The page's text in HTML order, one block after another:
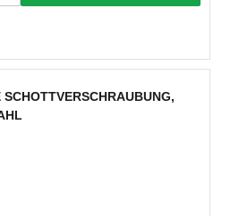
SCHOTTVERSCHRAUBUNG,